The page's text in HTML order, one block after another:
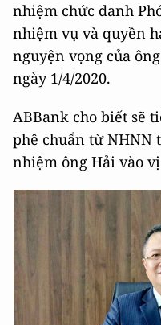
nhiệm chức danh
nhiệm vụ và quyền
nguyện vọng của
ngày 1/4/2020.
ABBank cho biết sẽ
phê chuẩn từ
nhiệm ông Hải vào